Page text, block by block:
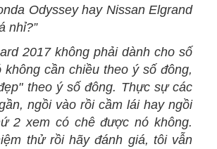
Odyssey hay Nissan Elgrand
nhỉ?”
2017 không phải dành cho số
không cần chiều theo ý số đông,
theo ý số đông. Thực sự các
ngồi vào rồi cầm lái hay ngồi
2 xem có chê được nó không.
thử rồi hãy đánh giá, tôi vẫn